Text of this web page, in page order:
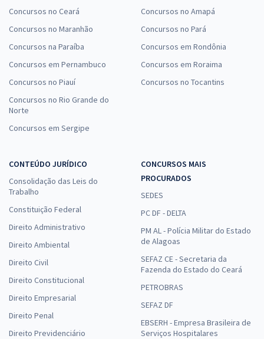
Concursos no Ceará
Concursos no Maranhão
Concursos na Paraíba
Concursos em Pernambuco
Concursos no Piauí
Concursos no Rio Grande do
Norte
Concursos em Sergipe
Concursos no Amapá
Concursos no Pará
Concursos em Rondônia
Concursos em Roraima
Concursos no Tocantins
CONTEÚDO JURÍDICO
Consolidação das Leis do
Trabalho
Constituição Federal
Direito Administrativo
Direito Ambiental
Direito Civil
Direito Constitucional
Direito Empresarial
Direito Penal
Direito Previdenciário
CONCURSOS MAIS
PROCURADOS
SEDES
PC DF - DELTA
PM AL - Polícia Militar do Estado
de Alagoas
SEFAZ CE - Secretaria da
Fazenda do Estado do Ceará
PETROBRAS
SEFAZ DF
EBSERH - Empresa Brasileira de
Serviços Hospitalares